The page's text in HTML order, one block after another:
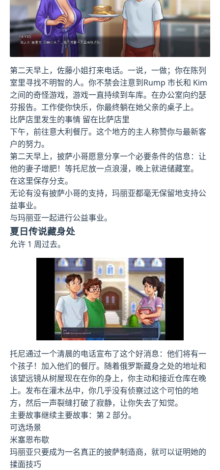
第二天早上，佐藤小姐打来电话。一说，一做；你在陈列
室里寻找不明智的人。你不禁会注意到Rump 市长和 Kim
之间的奇怪游戏，游戏一直持续到车库。在办公室向约瑟
芬报告。工作使你快乐，你最终躺在她父亲的桌子上。
比萨店里发生的事情 留在比萨店里
下午，前往意大利餐厅。这个地方的主人称赞你与最新客
户的努力。
第二天早上，披萨小哥愿意分享一个必要条件的信息：让
他的妻子增肥！等托尼放一点浪漫，晚上就进储藏室。
在这里保存分支。
无论有没有披萨小哥的支持，玛丽亚都毫无保留地支持公
益事业。
与玛丽亚一起进行公益事业。
夏日传说藏身处
允许 1 周过去。
托尼通过一个清晨的电话宣布了这个好消息：他们将有一
个孩子！加入他们的餐厅。随着俄罗斯藏身之处的地址和
该望远镜从树屋现在在你的身上，你主动和接近仓库在晚
上。发布在灌木丛中，你几乎没有侦察过这个可怕的地
方，然后一声裂缝打破了寂静，让你失去了知觉。
主要故事继续主要故事：第 2 部分。
可选场景
米塞恩布歇
玛丽亚只要成为一名真正的披萨制造商，就可以证明她的
揉面技巧